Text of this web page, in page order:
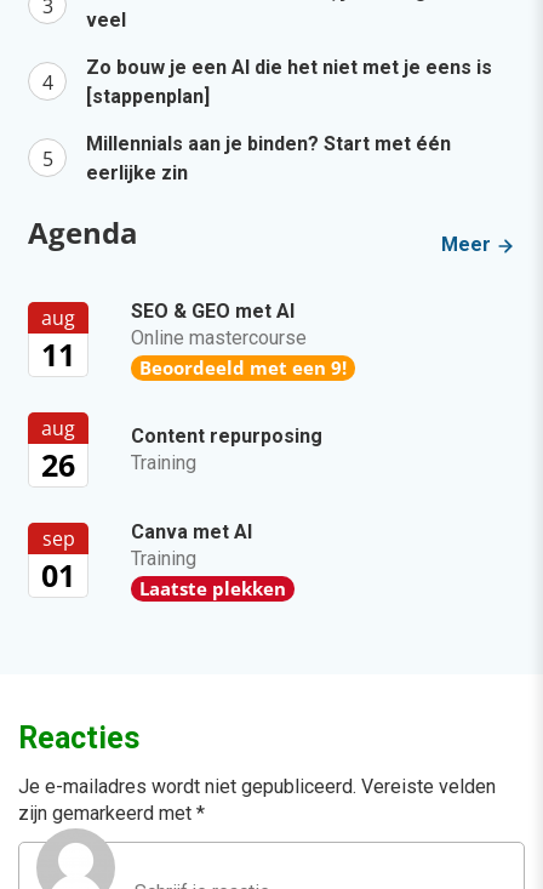
veel
Zo bouw je een AI die het niet met je eens is
[stappenplan]
Millennials aan je binden? Start met één
eerlijke zin
Agenda Meer
aug
11
SEO & GEO met AI
Online mastercourse
Beoordeeld met een 9!
aug
26
Content repurposing
Training
sep
01
Canva met AI
Training
Laatste plekken
Reacties
Je e-mailadres wordt niet gepubliceerd. Vereiste velden
zijn gemarkeerd met *